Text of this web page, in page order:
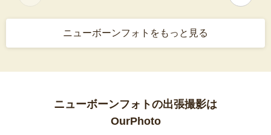
ニューボーンフォトをもっと見る
ニューボーンフォトの出張撮影は
OurPhoto